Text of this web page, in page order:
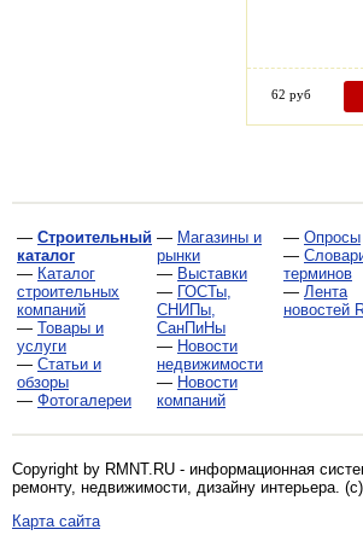
62 руб
— Строительный
каталог
— Каталог
строительных
компаний
— Товары и
услуги
— Статьи и
обзоры
— Фотогалереи
— Магазины и
рынки
— Выставки
— ГОСТы,
СНИПы,
СанПиНы
— Новости
недвижимости
— Новости
компаний
— Опросы
—
терминов
— Лента
новостей
Copyright by RMNT.RU - информационная
ремонту, недвижимости, дизайну интерьера.
Карта сайта